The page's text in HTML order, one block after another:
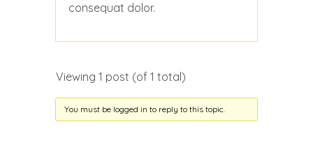
consequat dolor.
Viewing 1 post (of 1 total)
You must be logged in to reply to this topic.